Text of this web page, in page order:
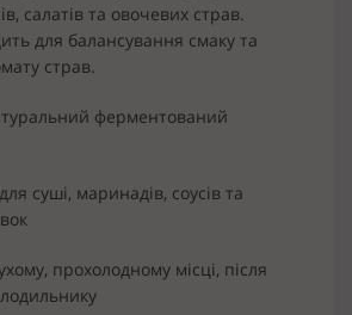
салатів та овочевих страв.
для балансування смаку та
страв.
ферментований
для суші, маринадів, соусів та
прохолодному місці, після